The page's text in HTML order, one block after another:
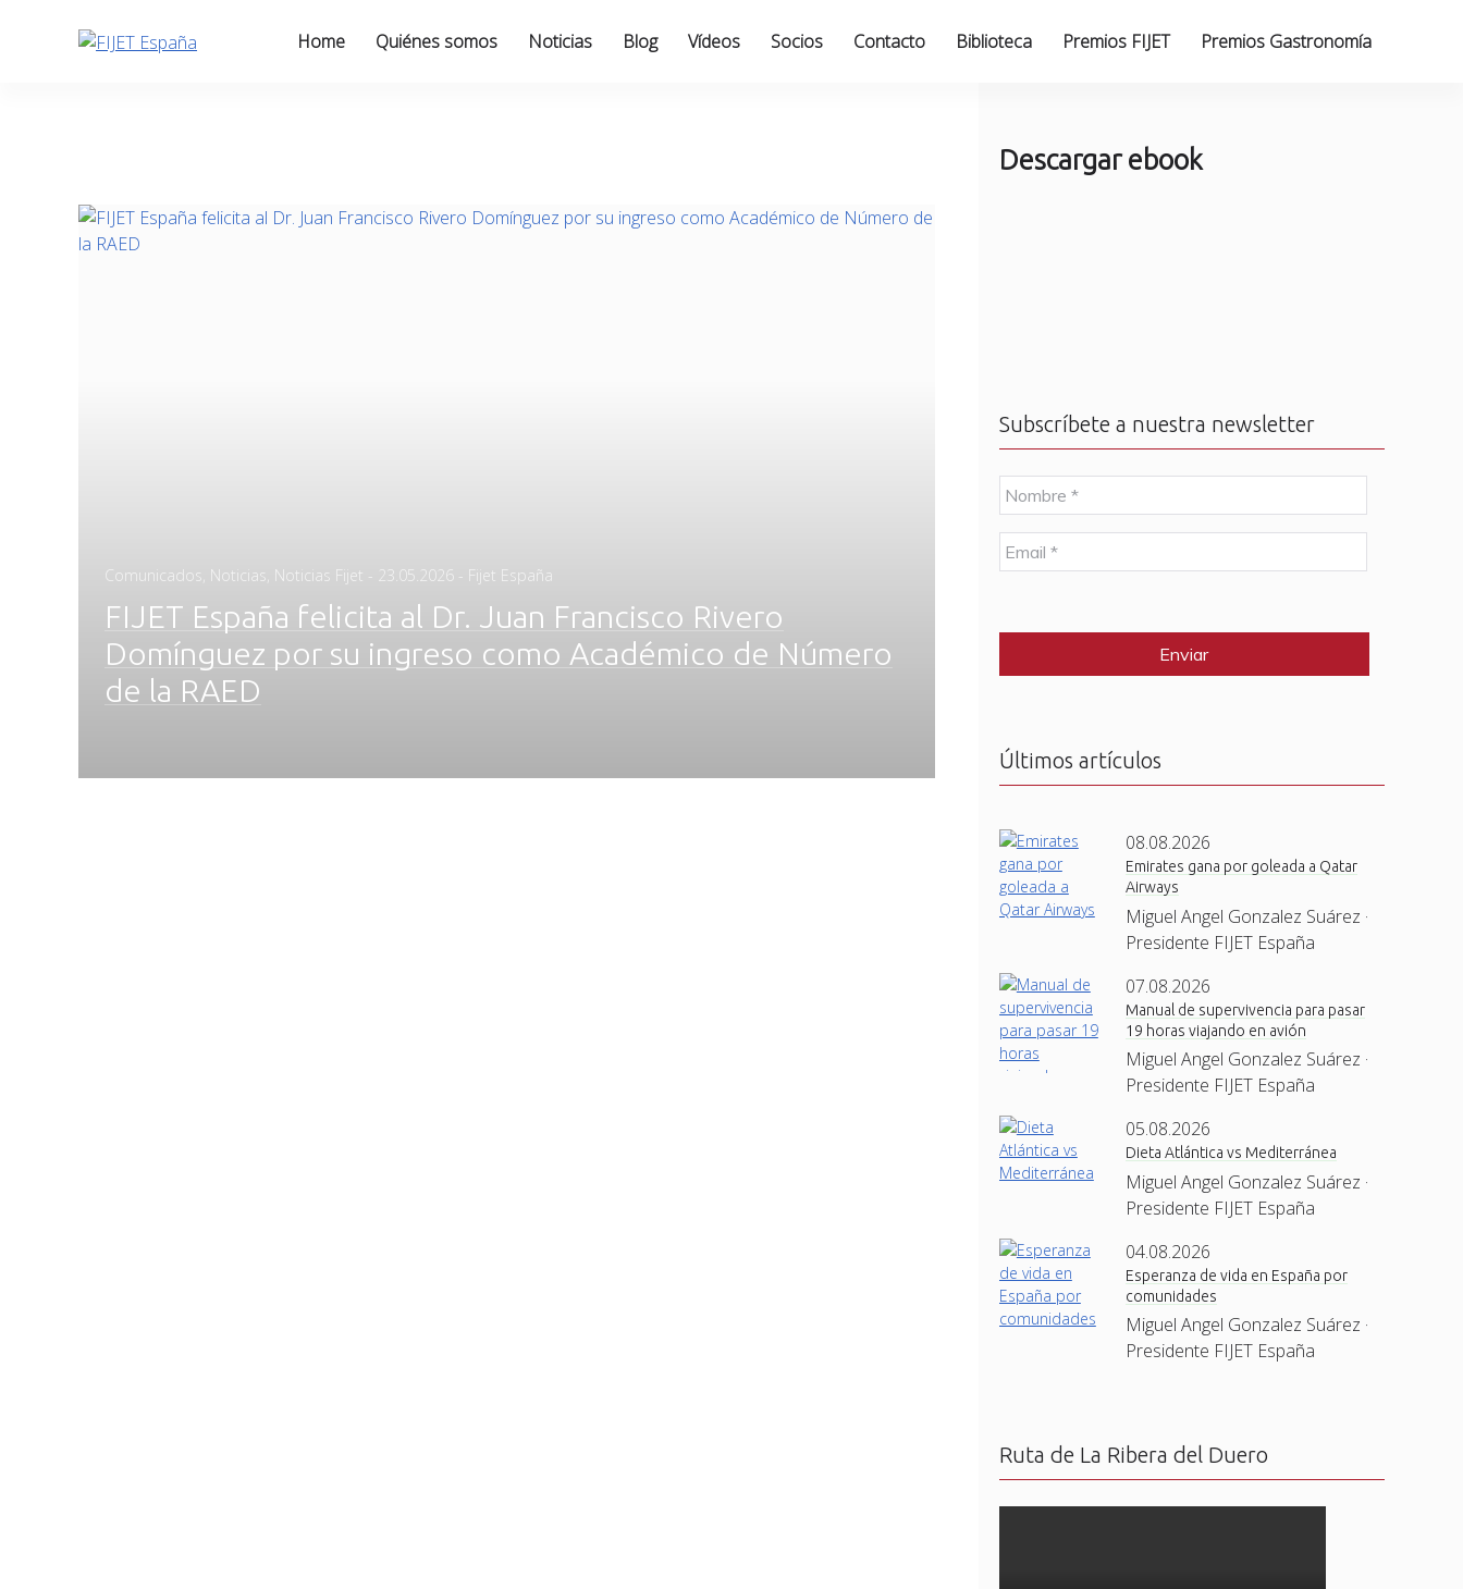
Home Quiénes somos Noticias Blog Vídeos Socios Contacto Biblioteca Premios FIJET Premios Gastronomía
Comunicados, Noticias, Noticias Fijet - Posted
23.05.2026 - Fijet España
FIJET España felicita al Dr. Juan Francisco Rivero
Domínguez por su ingreso como Académico de Número
de la RAED
Descargar ebook
Subscríbete a nuestra newsletter
N
o
m
b
r
E
m
l
Últimos artículos
08.08.2026
Emirates gana por goleada a Qatar
Airways
Miguel Angel Gonzalez Suárez ·
Presidente FIJET España
07.08.2026
Manual de supervivencia para pasar
19 horas viajando en avión
Miguel Angel Gonzalez Suárez ·
Presidente FIJET España
05.08.2026
Dieta Atlántica vs Mediterránea
Miguel Angel Gonzalez Suárez ·
Presidente FIJET España
04.08.2026
Esperanza de vida en España por
comunidades
Miguel Angel Gonzalez Suárez ·
Presidente FIJET España
Ruta de La Ribera del Duero